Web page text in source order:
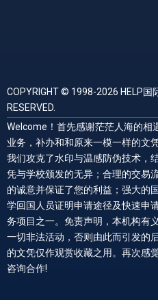
COPYRIGHT © 1998-2026 HELP国
RESERVED.
Welcome！首先感谢茫茫人海的相
业务，补办和和原来一模一样的文
我们攻克了水印与温感防伪技术，
凭与学校颁发的无异；合理的交易
的诚意并保证了您的利益；强大的
学回国人员证明申请途径及快速申
务项目之一。免责声明，本机构有
一切非法活动，否则由此而引发的
的文凭仅作观赏收藏之用。再次感
咨询合作!